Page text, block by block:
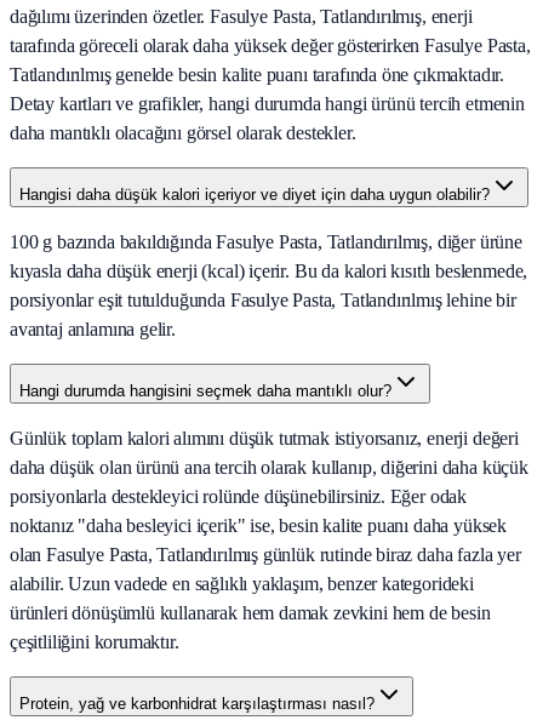
dağılımı üzerinden özetler. Fasulye Pasta, Tatlandırılmış, enerji
tarafında göreceli olarak daha yüksek değer gösterirken Fasulye Pasta,
Tatlandırılmış genelde besin kalite puanı tarafında öne çıkmaktadır.
Detay kartları ve grafikler, hangi durumda hangi ürünü tercih etmenin
daha mantıklı olacağını görsel olarak destekler.
Hangisi daha düşük kalori içeriyor ve diyet için daha uygun olabilir?
100 g bazında bakıldığında Fasulye Pasta, Tatlandırılmış, diğer ürüne
kıyasla daha düşük enerji (kcal) içerir. Bu da kalori kısıtlı beslenmede,
porsiyonlar eşit tutulduğunda Fasulye Pasta, Tatlandırılmış lehine bir
avantaj anlamına gelir.
Hangi durumda hangisini seçmek daha mantıklı olur?
Günlük toplam kalori alımını düşük tutmak istiyorsanız, enerji değeri
daha düşük olan ürünü ana tercih olarak kullanıp, diğerini daha küçük
porsiyonlarla destekleyici rolünde düşünebilirsiniz. Eğer odak
noktanız "daha besleyici içerik" ise, besin kalite puanı daha yüksek
olan Fasulye Pasta, Tatlandırılmış günlük rutinde biraz daha fazla yer
alabilir. Uzun vadede en sağlıklı yaklaşım, benzer kategorideki
ürünleri dönüşümlü kullanarak hem damak zevkini hem de besin
çeşitliliğini korumaktır.
Protein, yağ ve karbonhidrat karşılaştırması nasıl?